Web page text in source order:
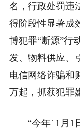
名，行政处罚违
得阶段性显著成
博犯罪“断源”行
发、物料供应、
电信网络诈骗和
万起，抓获犯罪
“今年11月1